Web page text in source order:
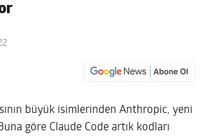
büyük isimlerinden Anthropic, yeni
göre Claude Code artık kodları